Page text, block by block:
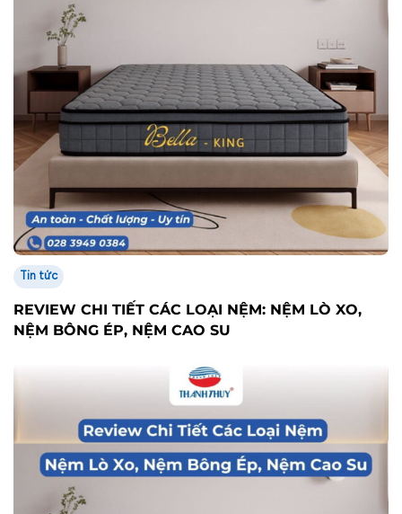
Tin tức
REVIEW CHI TIẾT CÁC LOẠI NỆM: NỆM LÒ XO,
NỆM BÔNG ÉP, NỆM CAO SU